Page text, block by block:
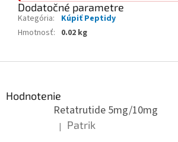
Dodatočné parametre
Kategória:
Kúpiť Peptidy
Hmotnosť: 0.02 kg
Hodnotenie
Retatrutide 5mg/10mg
Hodnotenie produktu je 5 z 5
| Patrik